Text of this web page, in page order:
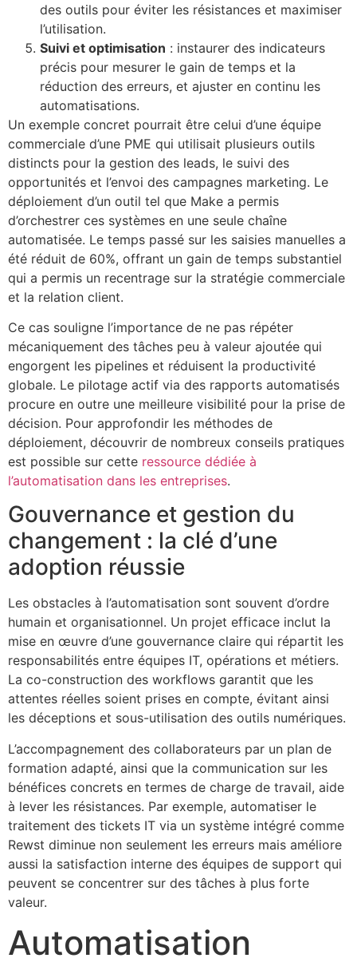
des outils pour éviter les résistances et maximiser
l’utilisation.
Suivi et optimisation : instaurer des indicateurs
précis pour mesurer le gain de temps et la
réduction des erreurs, et ajuster en continu les
automatisations.
Un exemple concret pourrait être celui d’une équipe
commerciale d’une PME qui utilisait plusieurs outils
distincts pour la gestion des leads, le suivi des
opportunités et l’envoi des campagnes marketing. Le
déploiement d’un outil tel que Make a permis
d’orchestrer ces systèmes en une seule chaîne
automatisée. Le temps passé sur les saisies manuelles a
été réduit de 60%, offrant un gain de temps substantiel
qui a permis un recentrage sur la stratégie commerciale
et la relation client.
Ce cas souligne l’importance de ne pas répéter
mécaniquement des tâches peu à valeur ajoutée qui
engorgent les pipelines et réduisent la productivité
globale. Le pilotage actif via des rapports automatisés
procure en outre une meilleure visibilité pour la prise de
décision. Pour approfondir les méthodes de
déploiement, découvrir de nombreux conseils pratiques
est possible sur cette ressource dédiée à
l’automatisation dans les entreprises.
Gouvernance et gestion du
changement : la clé d’une
adoption réussie
Les obstacles à l’automatisation sont souvent d’ordre
humain et organisationnel. Un projet efficace inclut la
mise en œuvre d’une gouvernance claire qui répartit les
responsabilités entre équipes IT, opérations et métiers.
La co-construction des workflows garantit que les
attentes réelles soient prises en compte, évitant ainsi
les déceptions et sous-utilisation des outils numériques.
L’accompagnement des collaborateurs par un plan de
formation adapté, ainsi que la communication sur les
bénéfices concrets en termes de charge de travail, aide
à lever les résistances. Par exemple, automatiser le
traitement des tickets IT via un système intégré comme
Rewst diminue non seulement les erreurs mais améliore
aussi la satisfaction interne des équipes de support qui
peuvent se concentrer sur des tâches à plus forte
valeur.
Automatisation